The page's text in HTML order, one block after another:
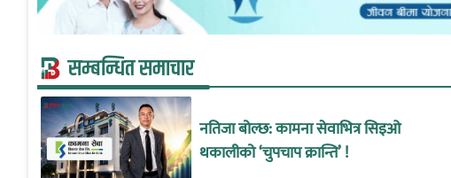
सम्बन्धित समाचार
नतिजा बोल्छ: कामना सेवाभित्र सिइओ
थकालीको ‘चुपचाप क्रान्ति’ !